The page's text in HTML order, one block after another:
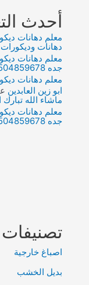
أحدث
معلم دهانات
دهانات
معلم دهانات
جده 0504859678
معلم دهانات
ابو زين العابدين
ماشاء الله تبارك الله
معلم دهانات
جده 0504859678
تصنيفات
اصباغ خارجية
بديل الخشب